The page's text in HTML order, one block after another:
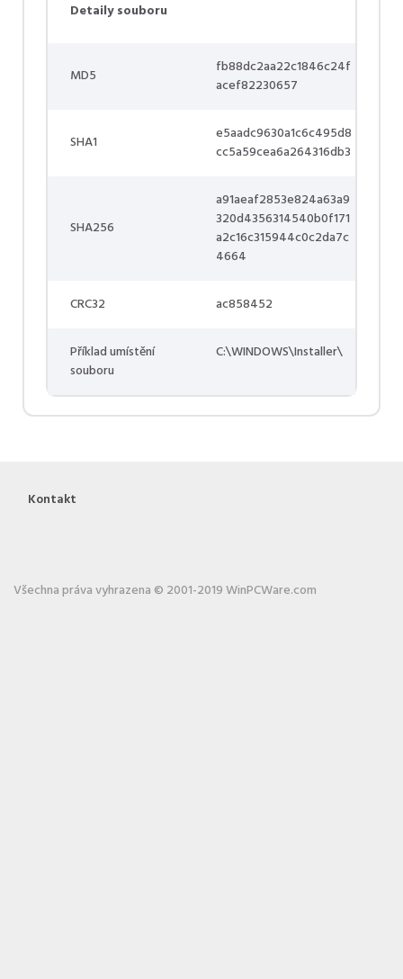
Detaily souboru
MD5
fb88dc2aa22c1846c24f
acef82230657
SHA1
e5aadc9630a1c6c495d8
cc5a59cea6a264316db3
SHA256
a91aeaf2853e824a63a9
320d4356314540b0f171
a2c16c315944c0c2da7c
4664
CRC32 ac858452
Příklad umístění
souboru
C:\WINDOWS\Installer\
Kontakt
Všechna práva vyhrazena © 2001-2019 WinPCWare.com